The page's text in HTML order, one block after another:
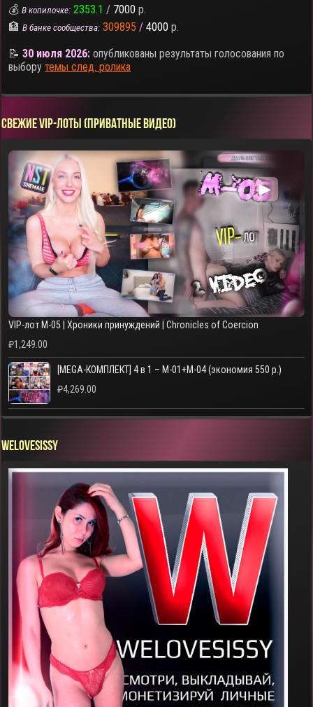
💰В копилочке: 2353.1 / 7000 р.
🏦В банке сообщества: 309895 / 4000 р.
📝30 июля 2026: опубликованы результаты голосования по
выборутемы след. ролика
СВЕЖИЕ VIP-ЛОТЫ (ПРИВАТНЫЕ ВИДЕО)
▶
VIP-лот M-05 | Хроники принуждений | Chronicles of Coercion
₽1,249.00
[MEGA-КОМПЛЕКТ] 4 в 1 – M-01+M-04 (экономия 550 р.)
₽4,269.00
WELOVESISSY